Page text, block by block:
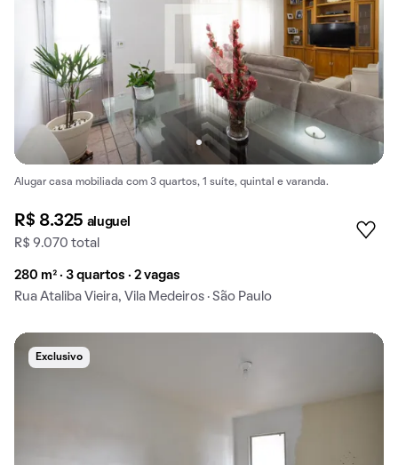
Alugar casa mobiliada com 3 quartos, 1 suíte, quintal e varanda.
R$ 8.325 aluguel
R$ 9.070 total
280 m² · 3 quartos · 2 vagas
Rua Ataliba Vieira, Vila Medeiros · São Paulo
Exclusivo